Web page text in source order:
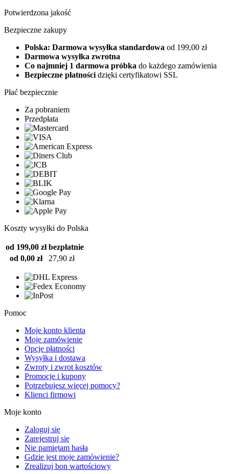
Potwierdzona jakość
Bezpieczne zakupy
Polska: Darmowa wysyłka standardowa od 199,00 zł
Darmowa wysyłka zwrotna
Co najmniej 1 darmowa próbka do każdego zamówienia
Bezpieczne płatności dzięki certyfikatowi SSL
Płać bezpiecznie
Za pobraniem
Przedpłata
Koszty wysyłki do Polska
od 199,00 zł bezpłatnie
od 0,00 zł
27,90 zł
Pomoc
Moje konto klienta
Moje zamówienie
Opcje płatności
Wysyłka i dostawa
Zwroty i zwrot kosztów
Promocje i kupony
Potrzebujesz więcej pomocy?
Klienci firmowi
Moje konto
Zaloguj się
Zarejestruj się
Nie pamiętam hasła
Gdzie jest moje zamówienie?
Zrealizuj bon wartościowy